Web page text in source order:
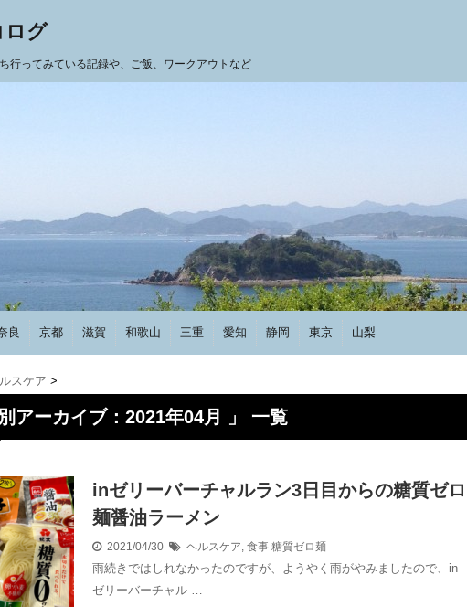
ログ
行ってみている記録や、ご飯、ワークアウトなど
良 京都 滋賀 和歌山 三重 愛知 静岡 東京 山梨
スケア >
別アーカイブ：2021年04月 」 一覧
inゼリーバーチャルラン3日目からの糖質ゼロ
麺醤油ラーメン
2021/04/30 ヘルスケア, 食事 糖質ゼロ麺
雨続きではしれなかったのですが、ようやく雨がやみましたので、in
ゼリーバーチャル …